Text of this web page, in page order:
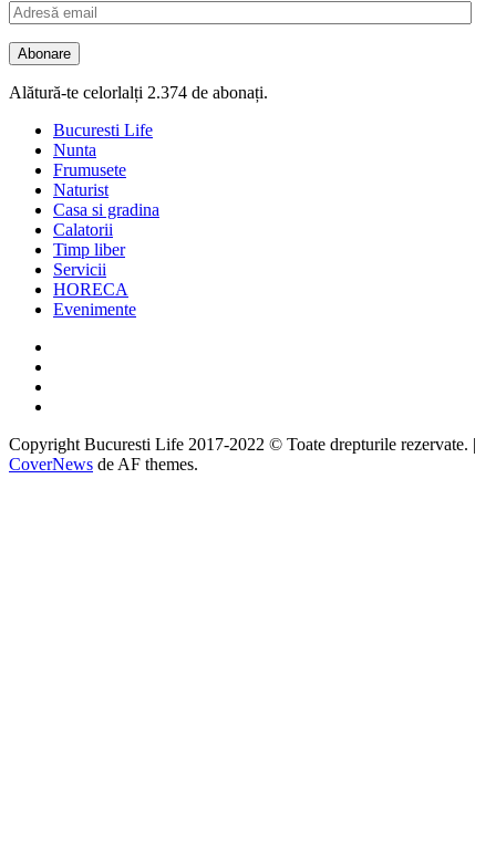
Adresă
email
Abonare
Alătură-te celorlalți 2.374 de abonați.
Bucuresti Life
Nunta
Frumusete
Naturist
Casa si gradina
Calatorii
Timp liber
Servicii
HORECA
Evenimente
Copyright Bucuresti Life 2017-2022 © Toate drepturile rezervate. |
CoverNews de AF themes.